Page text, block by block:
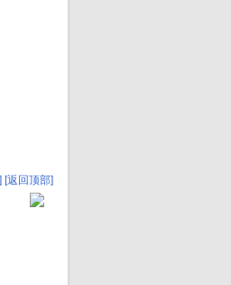
[返回顶部]